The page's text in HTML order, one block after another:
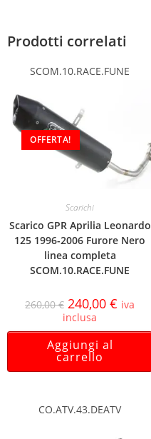
Prodotti correlati
SCOM.10.RACE.FUNE
OFFERTA!
Scarichi
Scarico GPR Aprilia Leonardo
125 1996-2006 Furore Nero
linea completa
SCOM.10.RACE.FUNE
260,00€ 240,00 € iva
inclusa
Aggiungi al
carrello
CO.ATV.43.DEATV